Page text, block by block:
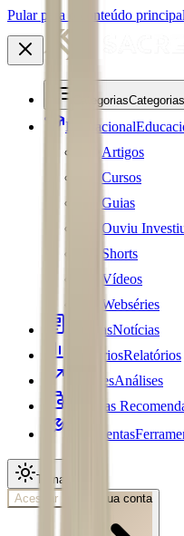
Pular para o conteúdo principal
Categorias
Educacional
Artigos
Cursos
Guias
Ouviu
Shorts
Vídeos
Webséries
NotíciasNotícias
RelatóriosRelatórios
AnálisesAnálises
Carteiras
Ferramentas
Tema
Acessar
Abra sua conta